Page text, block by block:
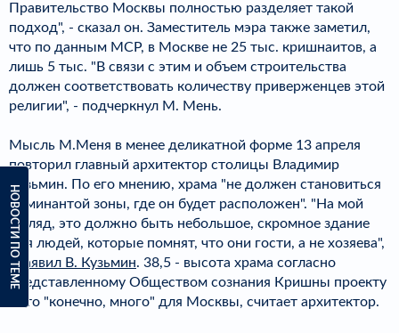
НОВОСТИ ПО ТЕМЕ
Правительство Москвы полностью разделяет такой
подход", - сказал он. Заместитель мэра также заметил,
что по данным МСР, в Москве не 25 тыс. кришнаитов, а
лишь 5 тыс. "В связи с этим и объем строительства
должен соответствовать количеству приверженцев этой
религии", - подчеркнул М. Мень.
Мысль М.Меня в менее деликатной форме 13 апреля
повторил главный архитектор столицы Владимир
Кузьмин. По его мнению, храма "не должен становиться
доминантой зоны, где он будет расположен". "На мой
взгляд, это должно быть небольшое, скромное здание
для людей, которые помнят, что они гости, а не хозяева",
-заявил В. Кузьмин. 38,5 - высота храма согласно
представленному Обществом сознания Кришны проекту
- это "конечно, много" для Москвы, считает архитектор.